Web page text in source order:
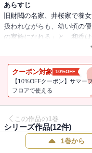
あらすじ
旧財閥の名家、井桜家で養
扱われながらも、幼い頃の
の家族になれる」と、和香
略結婚の話が持ち上がり、
はお前の家の肩書と結婚
りが織りなす、すれちがい
クーポン対象 10%OFF
【10%OFFクーポン】サマー
フロアで使える
この作品の1巻
シリーズ作品(12件)
1巻から